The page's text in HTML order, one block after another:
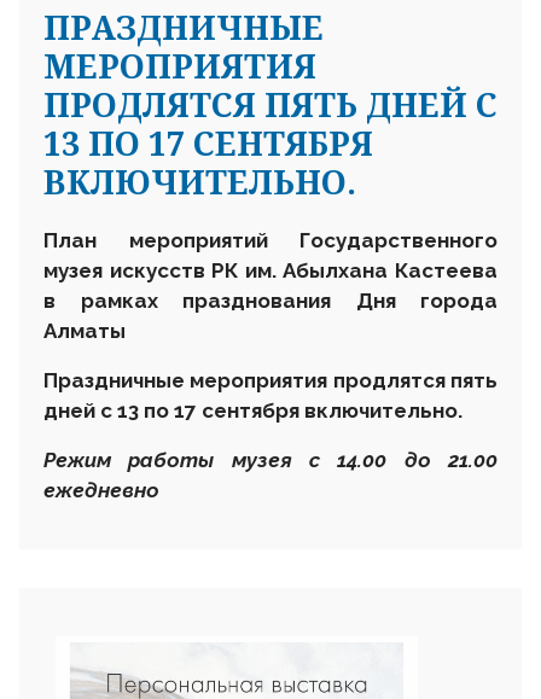
ПРАЗДНИЧНЫЕ
МЕРОПРИЯТИЯ
ПРОДЛЯТСЯ ПЯТЬ ДНЕЙ С
13 ПО 17 СЕНТЯБРЯ
ВКЛЮЧИТЕЛЬНО.
План мероприятий Государственного
музея искусств РК им. Абылхана Кастеева
в рамках празднования Дня города
Алматы
Праздничные мероприятия продлятся пять
дней с 13 по 17 сентября включительно.
Режим работы музея с 14.00 до 21.00
ежедневно